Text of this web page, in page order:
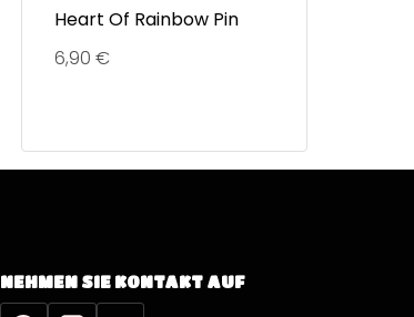
Heart Of Rainbow Pin
6,90 €
NEHMEN SIE KONTAKT AUF